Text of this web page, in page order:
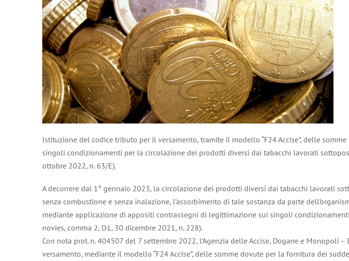
Istituzione del codice tributo per il versamento, tramite il modello “F24 Accise”, delle
singoli condizionamenti per la circolazione dei prodotti diversi dai tabacchi lavorati
ottobre 2022, n. 63/E).
A decorrere dal 1° gennaio 2023, la circolazione dei prodotti diversi dai tabacchi lavorati
senza combustione e senza inalazione, l’assorbimento di tale sostanza da parte
mediante applicazione di appositi contrassegni di legittimazione sui singoli
novies, comma 2, D.L. 30 dicembre 2021, n. 228).
Con nota prot. n. 404507 del 7 settembre 2022, l’Agenzia delle Accise, Dogane e Monopoli
versamento, mediante il modello “F24 Accise”, delle somme dovute per la fornitura dei